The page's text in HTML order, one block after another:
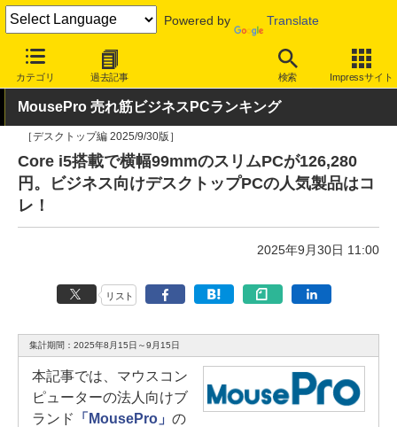
Powered by Translate
カテゴリ 過去記事 検索 Impressサイト
INTERNET Watch ハードウェア PC
MousePro 売れ筋ビジネスPCランキング
［デスクトップ編 2025/9/30版］
Core i5搭載で横幅99mmのスリムPCが126,280
円。ビジネス向けデスクトップPCの人気製品はコ
レ！
2025年9月30日 11:00
リスト
集計期間：2025年8月15日～9月15日
本記事では、マウスコン
ピューターの法人向けブ
ランド
「MousePro」 の